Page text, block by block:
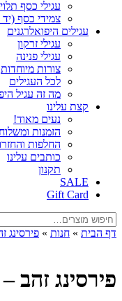
עגילי כסף
צמידי כסף (יד
עגילים היפואלרגנים
עגילי זרקון
עגילי פנינה
צורות מיוחדות
לכל העגילים
מה זה עגיל
קצת עלינו
נעים מאוד!
הזמנות
החלפות
כותבים עלינו
תקנון
SALE
Gift Card
חיפוש
עבור:
דף הבית » חנות » פירסינג
פירסינג זהב